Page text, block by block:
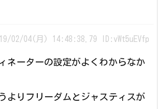
02/04(月) 14:48:38.79 ID:vWt5uEVfp
ネーターの設定がよくわからなか
よりフリーダムとジャスティスが